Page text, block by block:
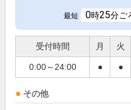
最短 0時25分ご
受付時間 月 火
0:00～24:00 ● ●
その他